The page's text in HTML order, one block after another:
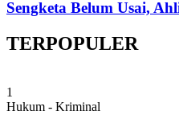
Sengketa Belum Usai,
TERPOPULER
1
Hukum - Kriminal